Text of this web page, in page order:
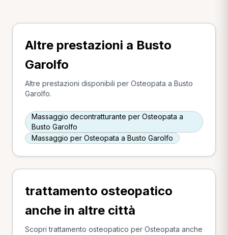
Altre prestazioni a Busto
Garolfo
Altre prestazioni disponibili per Osteopata a Busto
Garolfo.
Massaggio decontratturante per Osteopata a
Busto Garolfo
Massaggio per Osteopata a Busto Garolfo
trattamento osteopatico
anche in altre città
Scopri trattamento osteopatico per Osteopata anche